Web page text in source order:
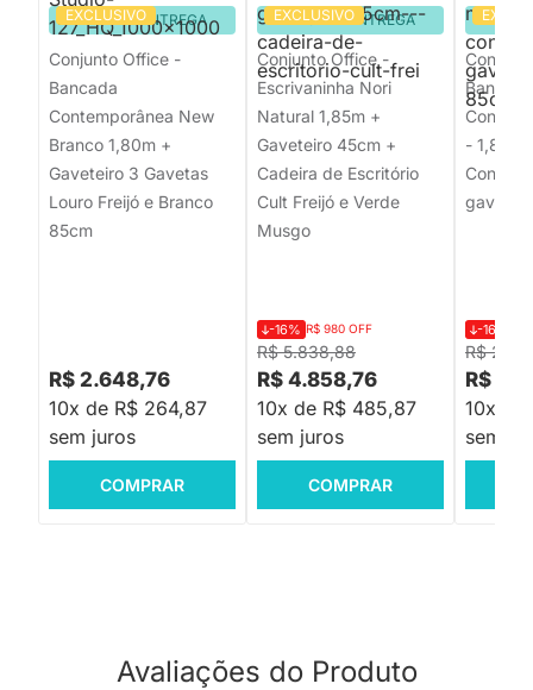
EXCLUSIVO
PRONTA ENTREGA
Conjunto Office -
Bancada
Contemporânea New
Branco 1,80m +
Gaveteiro 3 Gavetas
Louro Freijó e Branco
85cm
R$ 2.648,76
10x de R$ 264,87
sem juros
COMPRAR
EXCLUSIVO
PRONTA ENTREGA
Conjunto Office -
Escrivaninha Nori
Natural 1,85m +
Gaveteiro 45cm +
Cadeira de Escritório
Cult Freijó e Verde
Musgo
R$ 5.838,88
-16% R$ 980 OFF
R$ 4.858,76
10x de R$ 485,87
sem juros
COMPRAR
Bancada
- 1,80m
gavetas
R$
-16%
R$
10x de
sem
Avaliações do Produto